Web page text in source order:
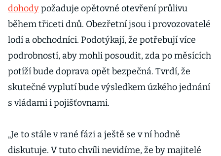
dohodypožaduje opětovné otevření průlivu
během třiceti dnů. Obezřetní jsou i provozovatelé
lodí a obchodníci. Podotýkají, že potřebují více
podrobností, aby mohli posoudit, zda po měsících
potíží bude doprava opět bezpečná. Tvrdí, že
skutečné vyplutí bude výsledkem úzkého jednání
s vládami i pojišťovnami.
„Je to stále v rané fázi a ještě se v ní hodně
diskutuje. V tuto chvíli nevidíme, že by majitelé